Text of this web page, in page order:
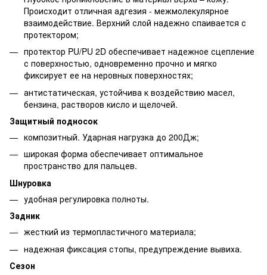
Происходит отличная адгезия - межмолекулярное
взаимодействие. Верхний слой надежно спаивается с
протектором;
протектор PU/PU 2D обеспечивает надежное сцепление
с поверхностью, одновременно прочно и мягко
фиксирует ее на неровных поверхностях;
антистатическая, устойчива к воздействию масел,
бензина, растворов кисло и щелочей.
Защитный подносок
композитный. Ударная нагрузка до 200Дж;
широкая форма обеспечивает оптимальное
пространство для пальцев.
Шнуровка
удобная регулировка полноты.
Задник
жесткий из термопластичного материала;
надежная фиксация стопы, предупреждение вывиха.
Сезон